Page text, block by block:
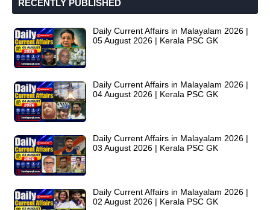
RECENTLY PUBLISHED
Daily Current Affairs in Malayalam 2026 |
05 August 2026 | Kerala PSC GK
Daily Current Affairs in Malayalam 2026 |
04 August 2026 | Kerala PSC GK
Daily Current Affairs in Malayalam 2026 |
03 August 2026 | Kerala PSC GK
Daily Current Affairs in Malayalam 2026 |
02 August 2026 | Kerala PSC GK